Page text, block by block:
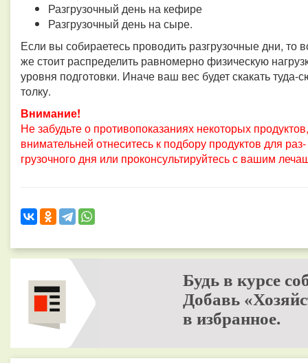
Разгрузочный день на кефире
Разгрузочный день на сыре.
Если вы собираетесь проводить разгрузочные дни, то
же стоит распределить равномерно физическую
уровня подготовки. Иначе ваш вес будет скакать туда-
толку.
Внимание!
Не забудьте о противопоказаниях некоторых
внимательней отнеситесь к подбору продуктов для раз-
грузочного дня или проконсультируйтесь с вашим
Будь в курсе
Добавь
в избранное.